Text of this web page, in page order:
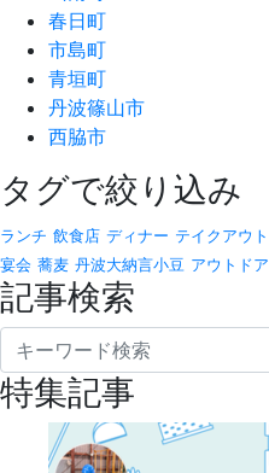
春日町
市島町
青垣町
丹波篠山市
西脇市
タグで絞り込み
ランチ 飲食店 ディナー テイクアウト
宴会 蕎麦 丹波大納言小豆 アウトドア
記事検索
特集記事